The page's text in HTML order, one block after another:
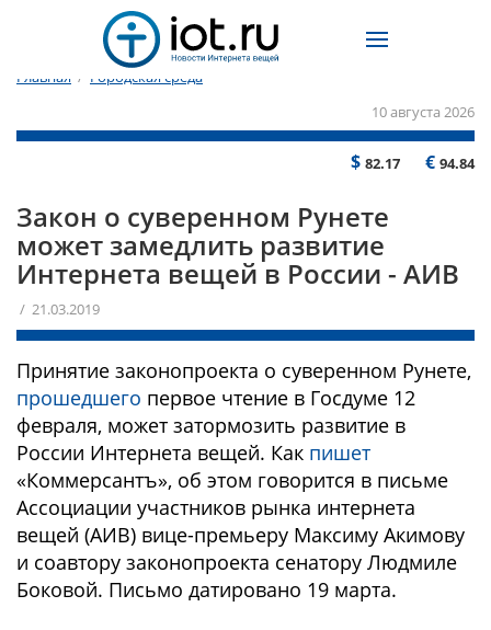
Главная / Городская среда
10 августа 2026
$ 82.17 € 94.84
Закон о суверенном Рунете
может замедлить развитие
Интернета вещей в России - АИВ
/ 21.03.2019
Принятие законопроекта о суверенном Рунете,
прошедшего первое чтение в Госдуме 12
февраля, может затормозить развитие в
России Интернета вещей. Как пишет
«Коммерсантъ», об этом говорится в письме
Ассоциации участников рынка интернета
вещей (АИВ) вице-премьеру Максиму Акимову
и соавтору законопроекта сенатору Людмиле
Боковой. Письмо датировано 19 марта.